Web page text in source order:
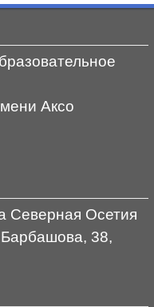
Аксо
Северная Осетия
Барбашова, 38,